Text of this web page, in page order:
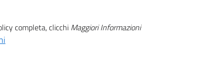
il 26 giugno
nazionale
completa, clicchi Maggiori Informazioni